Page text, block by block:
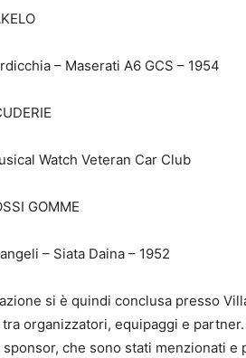
– Maserati A6 GCS – 1954
Watch Veteran Car Club
GOMME
– Siata Daina – 1952
si è quindi conclusa presso
organizzatori, equipaggi e
che sono stati menzionati